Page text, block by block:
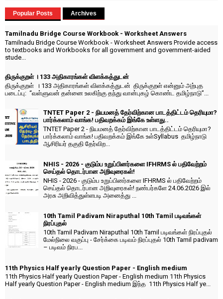
Popular Posts Archives
Tamilnadu Bridge Course Workbook - Worksheet Answers
Tamilnadu Bridge Course Workbook - Worksheet Answers Provide access
to textbooks and Workbooks for all government and government-aided
stude...
திருக்குறள் । 133 அதிகாரங்கள் விளக்கத்துடன்
திருக்குறள் । 133 அதிகாரங்கள் விளக்கத்துடன் திருக்குறள் என்னும் அற்புத
படைப்பு: “வள்ளுவன் தன்னை உலகிற்கு தந்து வான்புகழ் கொண்ட தமிழ்நாடு”...
TNTET Paper 2 - நியமனத் தேர்விற்கான பாடத்திட்டம் தெரியுமா?
பார்க்கலாம் வாங்க! பதிவறக்கம் இங்கே உள்ளது..
TNTET Paper 2 - நியமனத் தேர்விற்கான பாடத்திட்டம் தெரியுமா?
பார்க்கலாம் வாங்க! பதிவறக்கம் இங்கே உள்Syllabus தமிழ்நாடு
ஆசிரியர் தகுதி தேர்விற...
NHIS - 2026 - குடும்ப உறுப்பினர்களை IFHRMS ல் பதிவேற்றம்
செய்தல் தொடர்பான அறிவுரைகள்!
NHIS - 2026 - குடும்ப உறுப்பினர்களை IFHRMS ல் பதிவேற்றம்
செய்தல் தொடர்பான அறிவுரைகள்! நண்பர்களே 24.06.2026 இல்
அரசு அறிவித்துள்ளபடி அனைத்து ...
10th Tamil Padivam Niraputhal 10th Tamil படிவங்கள்
நிரப்புதல்
10th Tamil Padivam Niraputhal 10th Tamil படிவங்கள் நிரப்புதல்
மேல்நிலை வகுப்பு - சேர்க்கை படிவம் நிரப்புதல் 10th Tamil padivam
– படிவம் நிரப...
11th Physics Half yearly Question Paper - English medium
11th Physics Half yearly Question Paper - English medium 11th Physics
Half yearly Question Paper - English medium இந்த 11th Physics Half ye...